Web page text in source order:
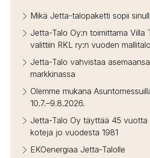
Mikä Jetta-talopaketti sopii
Jetta-Talo Oy:n toimittama Villa
valittiin RKL ry:n vuoden
Jetta-Talo vahvistaa
markkinassa
Olemme mukana
10.7.–9.8.2026.
Jetta-Talo Oy täyttää 45 vuotta
koteja jo vuodesta 1981
EKOenergiaa Jetta-Talolle